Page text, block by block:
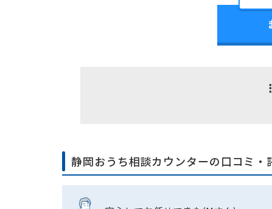
静岡おうち相談カウンターの口コミ・